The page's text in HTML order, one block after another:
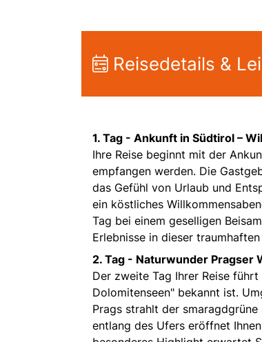
Reisedetails &
1. Tag - Ankunft in Südtirol –
Ihre Reise beginnt mit der
empfangen werden. Die
das Gefühl von Urlaub und
ein köstliches
Tag bei einem geselligen
Erlebnisse in dieser
2. Tag - Naturwunder Pragser
Der zweite Tag Ihrer Reise
Dolomitenseen" bekannt ist.
Prags strahlt der
entlang des Ufers eröffnet